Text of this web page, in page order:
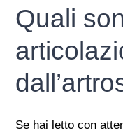
Quali
Se hai letto con